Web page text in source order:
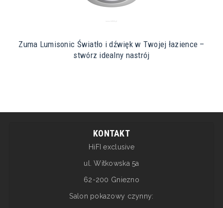
Zuma Lumisonic Światło i dźwięk w Twojej łazience –
stwórz idealny nastrój
KONTAKT
HiFI exclusive
ul. Witkowska 5a
62-200 Gniezno
Salon pokazowy czynny: